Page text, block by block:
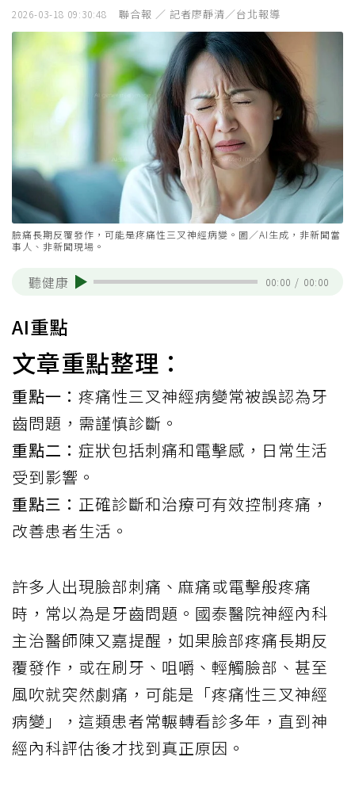
2026-03-18 09:30:48 聯合報 ／ 記者廖靜清／台北報導
臉痛長期反覆發作，可能是疼痛性三叉神經病變。圖／AI生成，非新聞當
事人、非新聞現場。
聽健康 00:00 / 00:00
AI重點
文章重點整理：
重點一： 疼痛性三叉神經病變常被誤認為牙
齒問題，需謹慎診斷。
重點二： 症狀包括刺痛和電擊感，日常生活
受到影響。
重點三： 正確診斷和治療可有效控制疼痛，
改善患者生活。
許多人出現臉部刺痛、麻痛或電擊般疼痛
時，常以為是牙齒問題。國泰醫院神經內科
主治醫師陳又嘉提醒，如果臉部疼痛長期反
覆發作，或在刷牙、咀嚼、輕觸臉部、甚至
風吹就突然劇痛，可能是「疼痛性三叉神經
病變」，這類患者常輾轉看診多年，直到神
經內科評估後才找到真正原因。